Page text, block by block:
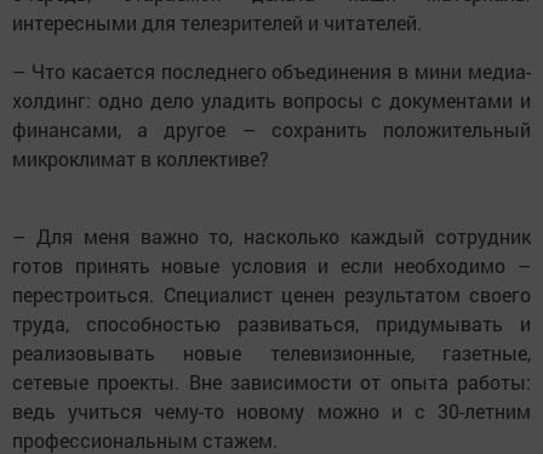
интересными для телезрителей и читателей.
– Что касается последнего объединения в мини медиа-
холдинг: одно дело уладить вопросы с документами и
финансами, а другое – сохранить положительный
микроклимат в коллективе?
– Для меня важно то, насколько каждый сотрудник
готов принять новые условия и если необходимо –
перестроиться. Специалист ценен результатом своего
труда, способностью развиваться, придумывать и
реализовывать новые телевизионные, газетные,
сетевые проекты. Вне зависимости от опыта работы:
ведь учиться чему-то новому можно и с 30-летним
профессиональным стажем.